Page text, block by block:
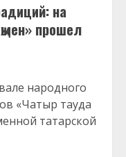
на
прошел
народного
«Чатыр тауда
татарской